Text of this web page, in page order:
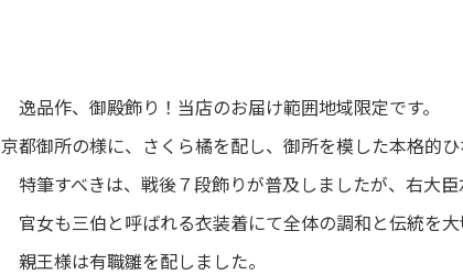
逸品作、御殿飾り！当店のお届け範囲地域限定です。
京都御所の様に、さくら橘を配し、御所を模した本格的ひ
特筆すべきは、戦後７段飾りが普及しましたが、右大
官女も三伯と呼ばれる衣装着にて全体の調和と伝統を
親王様は有職雛を配しました。